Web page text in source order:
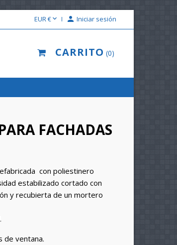
EUR €  Iniciar sesión
CARRITO 0
FACHADAS
con poliestinero
estabilizado cortado con
y recubierta de un mortero
de ventana.